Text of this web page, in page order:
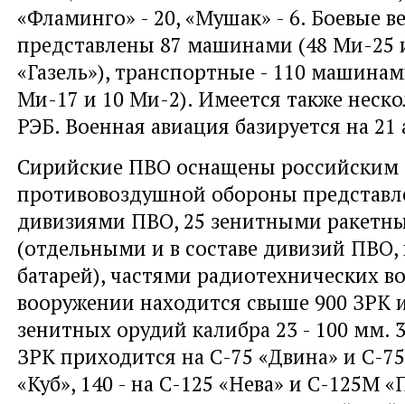
«Фламинго» - 20, «Мушак» - 6. Боевые
представлены 87 машинами (48 Ми-25
«Газель»), транспортные - 110
Ми-17 и 10 Ми-2). Имеется также
РЭБ. Военная авиация базируется на
Сирийские ПВО оснащены российским
противовоздушной обороны
дивизиями ПВО, 25 зенитными
(отдельными и в составе дивизий ПВО,
батарей), частями радиотехнических
вооружении находится свыше 900 ЗРК
зенитных орудий калибра 23 - 100 мм.
ЗРК приходится на С-75 «Двина» и С-
«Куб», 140 - на С-125 «Нева» и С-125М